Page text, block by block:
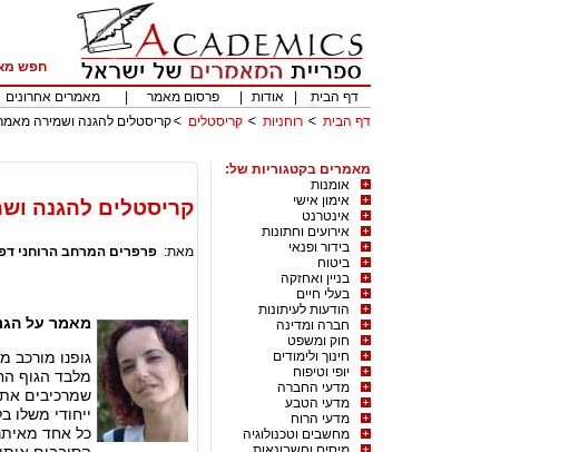
חפש
דף הבית
אודות פרסום מאמר מאמרים אחרונים
דף הבית
רוחניות קריסטלים קריסטלים להגנה ושמירה
מאמרים בקטגוריות של:
אומנות
אימון אישי
אינטרנט
אירועים וחתונות
בידור ופנאי
ביטוח
בניין ואחזקה
בעלי חיים
הודעות לעיתונות
חברה ומדינה
חוק ומשפט
חינוך ולימודים
יופי וטיפוח
מדעי החברה
מדעי הטבע
מדעי הרוח
מחשבים וטכנולוגיה
קריסטלים להגנה
מאת: פרפרים המרחב הרוחני
מאמר על
גופנו מורכב
מלבד הגוף
שמרכיבים
ייחודי משלו
כל אחד